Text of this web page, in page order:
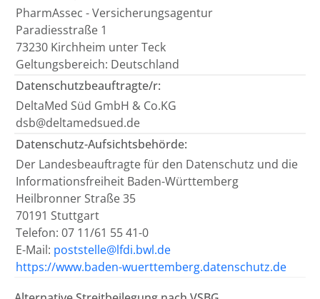
PharmAssec - Versicherungsagentur
Paradiesstraße 1
73230 Kirchheim unter Teck
Geltungsbereich: Deutschland
Datenschutzbeauftragte/r:
DeltaMed Süd GmbH & Co.KG
dsb@deltamedsued.de
Datenschutz-Aufsichtsbehörde:
Der Landesbeauftragte für den Datenschutz und die
Informationsfreiheit Baden-Württemberg
Heilbronner Straße 35
70191 Stuttgart
Telefon: 07 11/61 55 41-0
E-Mail: poststelle@lfdi.bwl.de
https://www.baden-wuerttemberg.datenschutz.de